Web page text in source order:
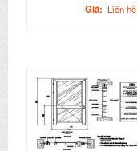
Giá: Liên hệ